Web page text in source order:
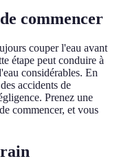
commencer
couper l'eau avant
étape peut conduire à
considérables. En
accidents de
Prenez une
commencer, et vous